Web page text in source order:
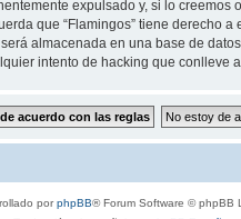
expulsado y, si lo
que “Flamingos” tiene derecho
almacenada en una base de
intento de hacking que conlleve
porphpBB® Forum Software © phpBB